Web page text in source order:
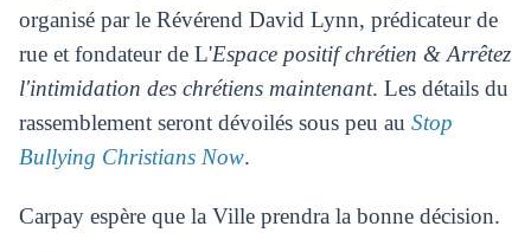
organisé par le Révérend David Lynn, prédicateur de
rue et fondateur de L'Espace positif chrétien & Arrêtez
l'intimidation des chrétiens maintenant. Les détails du
rassemblement seront dévoilés sous peu au Stop
Bullying Christians Now.
Carpay espère que la Ville prendra la bonne décision.